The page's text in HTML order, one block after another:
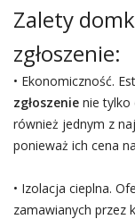
Zalety
zgłoszenie:
• Ekonomiczność.
zgłoszenienie tylko
również jednym z
ponieważ ich cena
• Izolacja cieplna.
zamawianych przez